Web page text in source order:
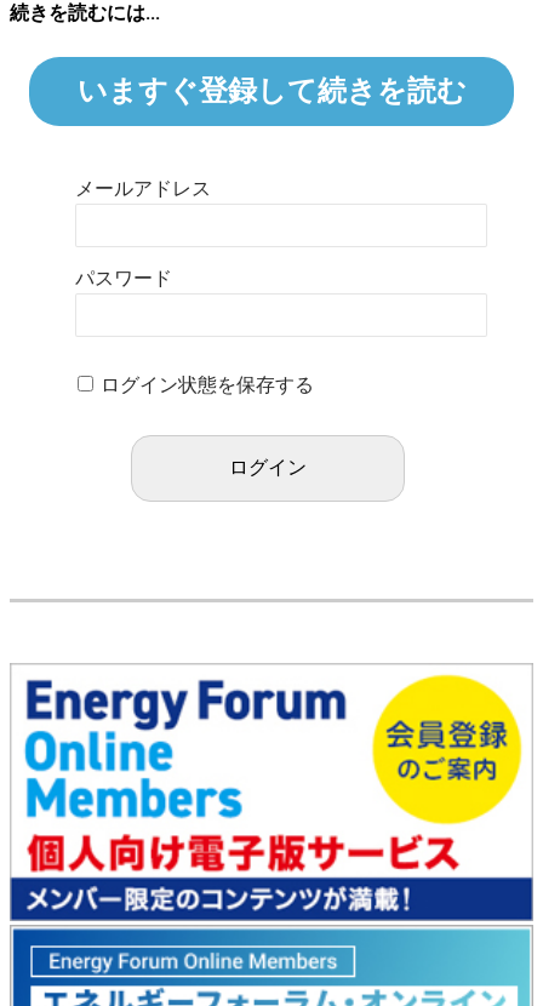
続きを読むには...
いますぐ登録して続きを読む
メールアドレス
パスワード
ログイン状態を保存する